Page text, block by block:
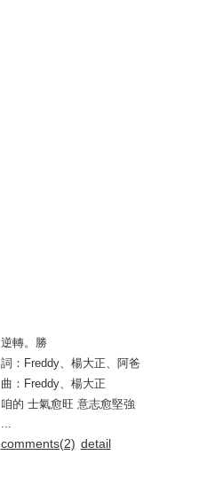
逆轉。勝
詞：Freddy、楊大正、阿爸
曲：Freddy、楊大正
咱的 士氣愈旺 意志愈堅強
...
comments(2) detail